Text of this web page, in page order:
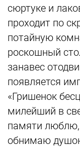
сюртуке и
проходит по
потайную
роскошный
занавес
появляется
«Гришенок
милейший в
памяти
обнимаю